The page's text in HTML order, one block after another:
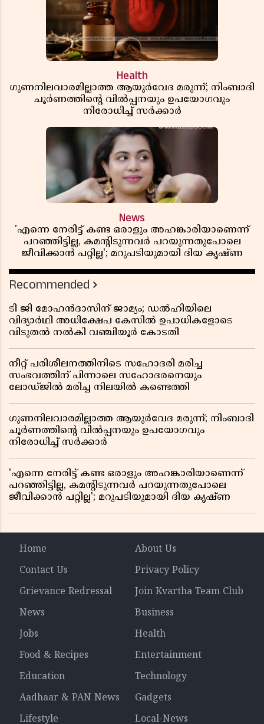
Health
ഗുണനിലവാരമില്ലാത്ത ആയുർവേദ മരുന്ന്; നിംബാദി
ചൂർണത്തിൻ്റെ വിൽപ്പനയും ഉപയോഗവും
നിരോധിച്ച് സർക്കാർ
News
'എന്നെ നേരിട്ട് കണ്ട ഒരാളും അഹങ്കാരിയാണെന്ന്
പറഞ്ഞിട്ടില്ല, കമൻ്റിടുന്നവർ പറയുന്നതുപോലെ
ജീവിക്കാൻ പറ്റില്ല'; മറുപടിയുമായി ദിയ കൃഷ്ണ
Recommended
ടി ജി മോഹൻദാസിന് ജാമ്യം; ഡൽഹിയിലെ
വിദ്യാർഥി അധിക്ഷേപ കേസിൽ ഉപാധികളോടെ
വിടുതൽ നൽകി വഞ്ചിയൂർ കോടതി
നീറ്റ് പരിശീലനത്തിനിടെ സഹോദരി മരിച്ച
സംഭവത്തിന് പിന്നാലെ സഹോദരനെയും
ലോഡ്ജിൽ മരിച്ച നിലയിൽ കണ്ടെത്തി
ഗുണനിലവാരമില്ലാത്ത ആയുർവേദ മരുന്ന്; നിംബാദി
ചൂർണത്തിൻ്റെ വിൽപ്പനയും ഉപയോഗവും
നിരോധിച്ച് സർക്കാർ
'എന്നെ നേരിട്ട് കണ്ട ഒരാളും അഹങ്കാരിയാണെന്ന്
പറഞ്ഞിട്ടില്ല, കമൻ്റിടുന്നവർ പറയുന്നതുപോലെ
ജീവിക്കാൻ പറ്റില്ല'; മറുപടിയുമായി ദിയ കൃഷ്ണ
Home
About Us
Contact Us
Privacy Policy
Grievance Redressal
Join Kvartha Team Club
News
Business
Jobs
Health
Food & Recipes
Entertainment
Education
Technology
Aadhaar & PAN News
Gadgets
Lifestyle
Local-News